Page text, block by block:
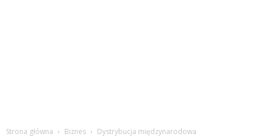
Strona główna Biznes Dystrybucja międzynarodowa